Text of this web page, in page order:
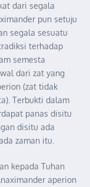
dari segala
pun setuju
segala sesuatu
terhadap
semesta
dari zat yang
(zat tidak
Terbukti dalam
panas disitu
disitu ada
zaman itu.
kepada Tuhan
aperion